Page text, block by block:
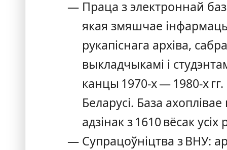
Праца з электроннай
якая змяшчае
рукапіснага архіва,
выкладчыкамі і
канцы 1970‑х — 1980‑х
Беларусі. База
адзінак з 1610 вёсак усіх
Супрацоўніцтва з ВНУ: